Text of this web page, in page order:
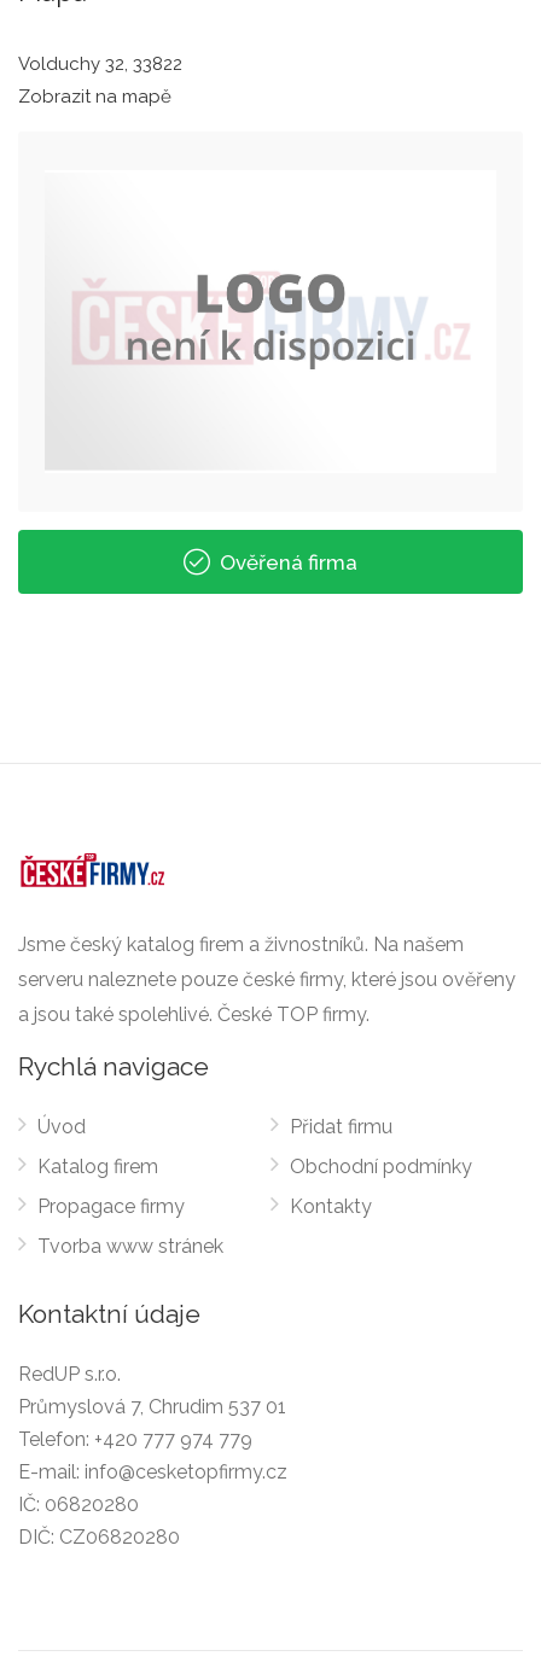
Volduchy 32, 33822
Zobrazit na mapě
Ověřená firma
Jsme český katalog firem a živnostníků. Na našem
serveru naleznete pouze české firmy, které jsou ověřeny
a jsou také spolehlivé. České TOP firmy.
Rychlá navigace
Úvod
Katalog firem
Propagace firmy
Tvorba www stránek
Přidat firmu
Obchodní podmínky
Kontakty
Kontaktní údaje
RedUP s.r.o.
Průmyslová 7, Chrudim 537 01
Telefon: +420 777 974 779
E-mail: info@cesketopfirmy.cz
IČ: 06820280
DIČ: CZ06820280